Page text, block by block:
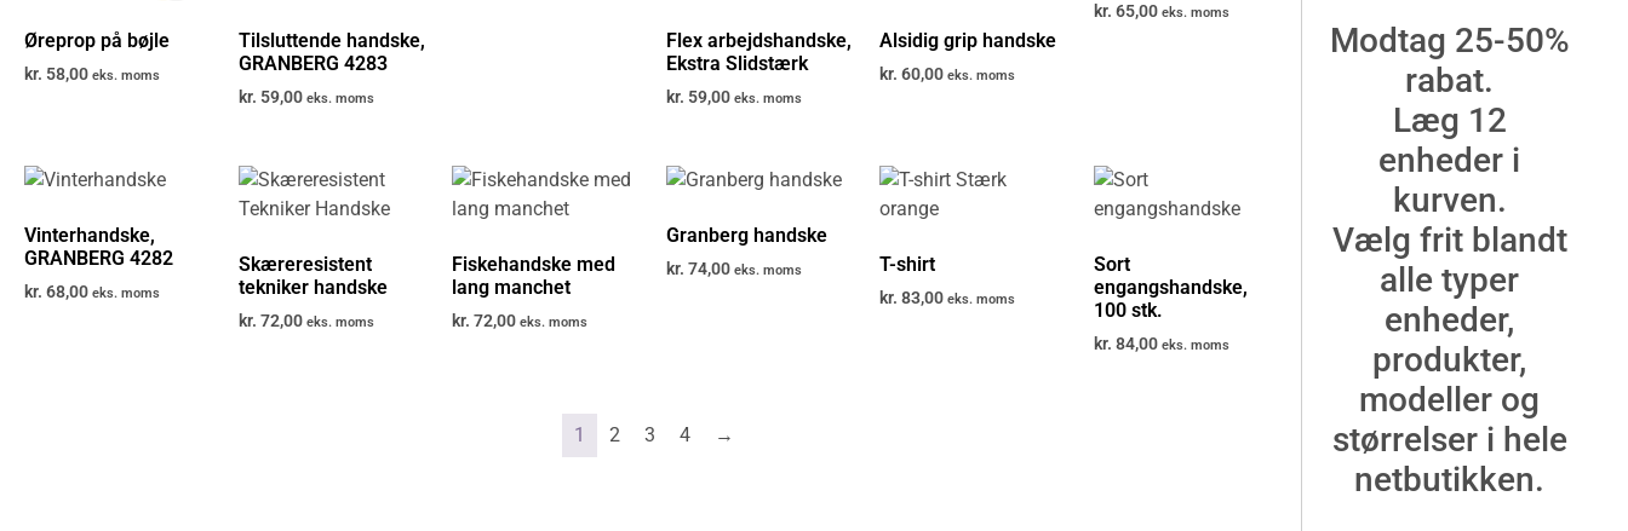
Modtag 25-50%
rabat.
Læg 12
enheder i
kurven.
Vælg frit blandt
alle typer
enheder,
produkter,
modeller og
størrelser i hele
netbutikken.
Øreprop på bøjle
kr. 58,00 eks. moms
Tilsluttende handske,
GRANBERG 4283
kr. 59,00 eks. moms
Flex arbejdshandske,
Ekstra Slidstærk
kr. 59,00 eks. moms
Alsidig grip handske
kr. 60,00 eks. moms
kr. 65,00 eks. moms
Vinterhandske,
GRANBERG 4282
kr. 68,00 eks. moms
Skæreresistent
tekniker handske
kr. 72,00 eks. moms
Fiskehandske med
lang manchet
kr. 72,00 eks. moms
Granberg handske
kr. 74,00 eks. moms T-shirt
kr. 83,00 eks. moms
Sort
engangshandske,
100 stk.
kr. 84,00 eks. moms
1 2 3 4 →